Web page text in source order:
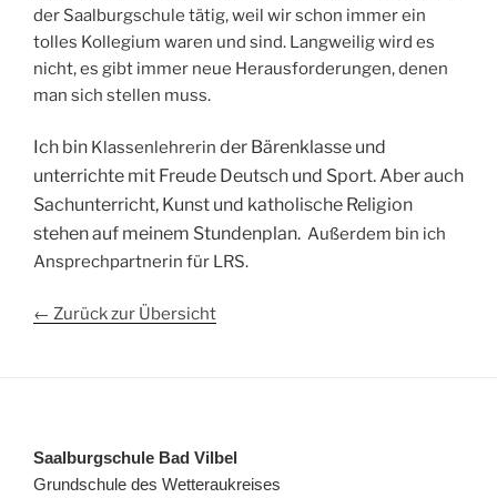
der Saalburgschule tätig,weil wir schon immer ein
tolles Kollegium waren und sind. Langweilig wird es
nicht, es gibt immer neue Herausforderungen, denen
man sich stellen muss.
Ich bin Klassenlehrerin der Bärenklasse und
unterrichte mit Freude Deutsch und Sport. Aber auch
Sachunterricht, Kunst und katholische Religion
stehen auf meinem Stundenplan. Außerdem bin ich
Ansprechpartnerin für LRS.
← Zurück zur Übersicht
Saalburgschule Bad Vilbel
Grundschule des Wetteraukreises